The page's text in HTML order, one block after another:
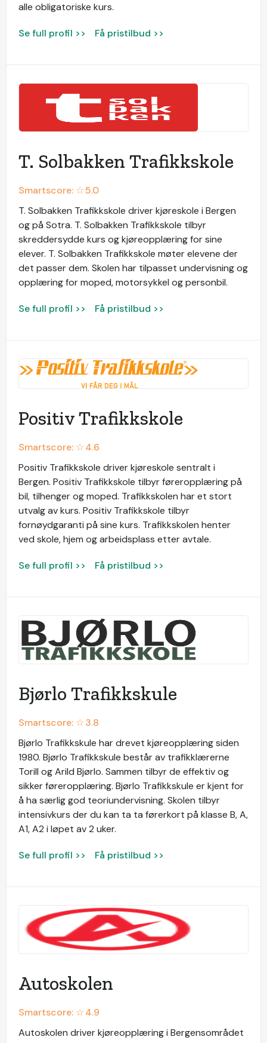
alle obligatoriske kurs.
Se full profil >> Få pristilbud >>
T. Solbakken Trafikkskole
Smartscore: ☆5.0
T. Solbakken Trafikkskole driver kjøreskole i Bergen
og på Sotra. T. Solbakken Trafikkskole tilbyr
skreddersydde kurs og kjøreopplæring for sine
elever. T. Solbakken Trafikkskole møter elevene der
det passer dem. Skolen har tilpasset undervisning og
opplæring for moped, motorsykkel og personbil.
Se full profil >> Få pristilbud >>
Positiv Trafikkskole
Smartscore: ☆4.6
Positiv Trafikkskole driver kjøreskole sentralt i
Bergen. Positiv Trafikkskole tilbyr føreropplæring på
bil, tilhenger og moped. Trafikkskolen har et stort
utvalg av kurs. Positiv Trafikkskole tilbyr
fornøydgaranti på sine kurs. Trafikkskolen henter
ved skole, hjem og arbeidsplass etter avtale.
Se full profil >> Få pristilbud >>
Bjørlo Trafikkskule
Smartscore: ☆3.8
Bjørlo Trafikkskule har drevet kjøreopplæring siden
1980. Bjørlo Trafikkskule består av trafikklærerne
Torill og Arild Bjørlo. Sammen tilbyr de effektiv og
sikker føreropplæring. Bjørlo Trafikkskule er kjent for
å ha særlig god teoriundervisning. Skolen tilbyr
intensivkurs der du kan ta ta førerkort på klasse B, A,
A1, A2 i løpet av 2 uker.
Se full profil >> Få pristilbud >>
Autoskolen
Smartscore: ☆4.9
Autoskolen driver kjøreopplæring i Bergensområdet